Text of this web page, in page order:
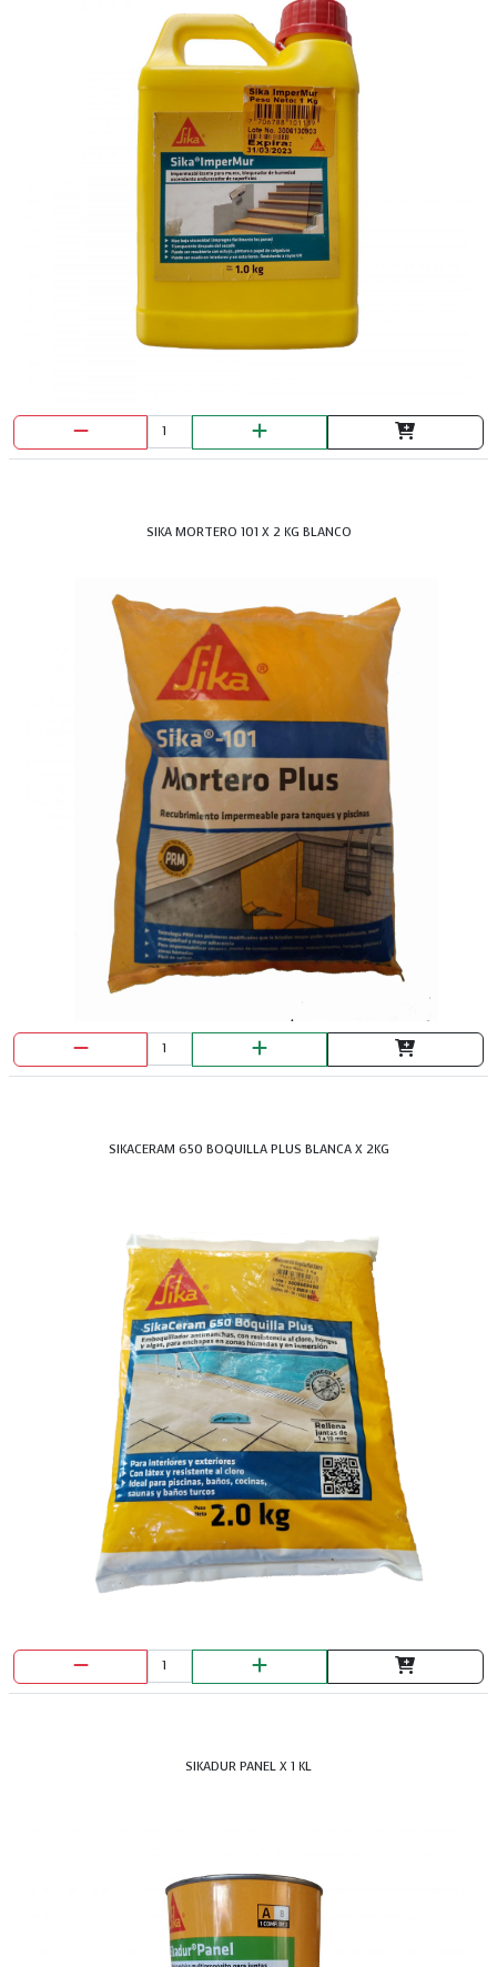
SIKA MORTERO 101 X 2 KG BLANCO
SIKACERAM 650 BOQUILLA PLUS BLANCA X 2KG
SIKADUR PANEL X 1 KL